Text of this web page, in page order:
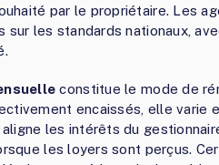
par le propriétaire. Les
sur les standards nationaux,
constitue le mode de
encaissés, elle varie
les intérêts du
les loyers sont perçus.